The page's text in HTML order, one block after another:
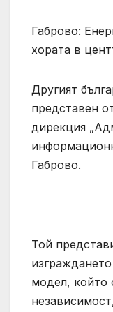
Габрово:
хората в
Другият
представен
дирекция
Габрово.
Той
модел, който